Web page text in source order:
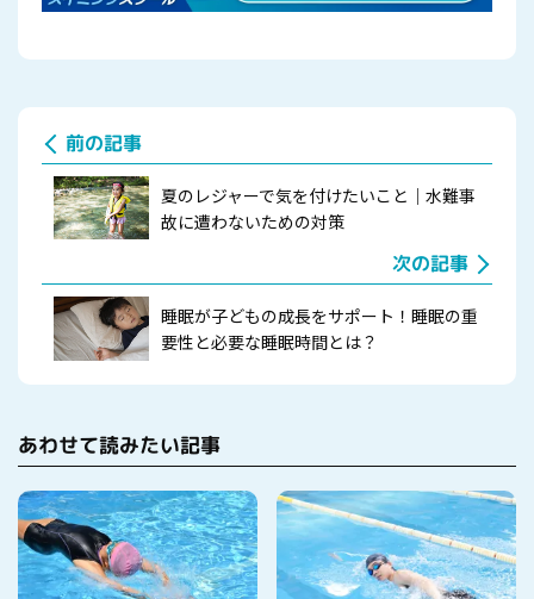
前の記事
夏のレジャーで気を付けたいこと｜水難事
故に遭わないための対策
次の記事
睡眠が子どもの成長をサポート！睡眠の重
要性と必要な睡眠時間とは？
あわせて読みたい記事